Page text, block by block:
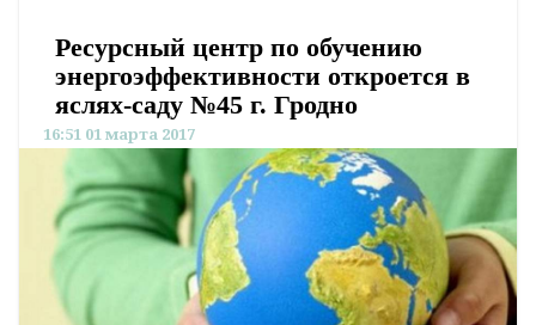
Ресурсный центр по обучению
энергоэффективности откроется в
яслях-саду №45 г. Гродно
16:51 01 марта 2017